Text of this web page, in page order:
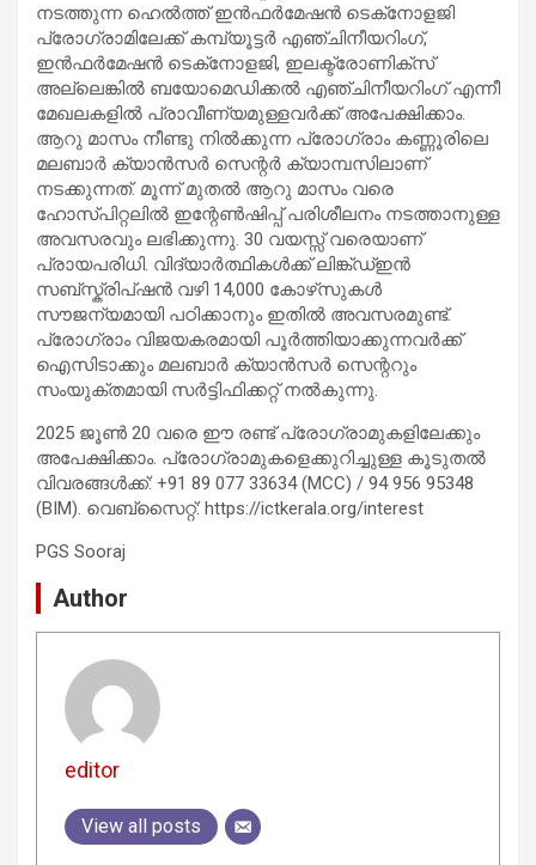
നടത്തുന്ന ഹെല്‍ത്ത് ഇന്‍ഫര്‍മേഷന്‍ ടെക്‌നോളജി
പ്രോഗ്രാമിലേക്ക് കമ്പ്യൂട്ടര്‍ എഞ്ചിനീയറിംഗ്,
ഇന്‍ഫര്‍മേഷന്‍ ടെക്‌നോളജി, ഇലക്ട്രോണിക്‌സ്
അല്ലെങ്കില്‍ ബയോമെഡിക്കല്‍ എഞ്ചിനീയറിംഗ് എന്നീ
മേഖലകളില്‍ പ്രാവീണ്യമുള്ളവര്‍ക്ക് അപേക്ഷിക്കാം.
ആറു മാസം നീണ്ടു നില്‍ക്കുന്ന പ്രോഗ്രാം കണ്ണൂരിലെ
മലബാര്‍ ക്യാന്‍സര്‍ സെന്റര്‍ ക്യാമ്പസിലാണ്
നടക്കുന്നത്. മൂന്ന് മുതല്‍ ആറു മാസം വരെ
ഹോസ്പിറ്റലില്‍ ഇന്റേണ്‍ഷിപ്പ് പരിശീലനം നടത്താനുള്ള
അവസരവും ലഭിക്കുന്നു. 30 വയസ്സ് വരെയാണ്
പ്രായപരിധി. വിദ്യാര്‍ത്ഥികള്‍ക്ക് ലിങ്ക്ഡ്ഇന്‍
സബ്സ്ക്രിപ്ഷൻ വഴി 14,000 കോഴ്‌സുകള്‍
സൗജന്യമായി പഠിക്കാനും ഇതിൽ അവസരമുണ്ട്.
പ്രോഗ്രാം വിജയകരമായി പൂര്‍ത്തിയാക്കുന്നവര്‍ക്ക്
ഐസിടാക്കും മലബാര്‍ ക്യാന്‍സര്‍ സെന്ററും
സംയുക്തമായി സര്‍ട്ടിഫിക്കറ്റ് നല്‍കുന്നു.
2025 ജൂണ്‍ 20 വരെ ഈ രണ്ട് പ്രോഗ്രാമുകളിലേക്കും
അപേക്ഷിക്കാം. പ്രോഗ്രാമുകളെക്കുറിച്ചുള്ള കൂടുതൽ
വിവരങ്ങള്‍ക്ക്: +91 89 077 33634 (MCC) / 94 956 95348
(BIM). വെബ്സൈറ്റ്: https://ictkerala.org/interest
PGS Sooraj
Author
editor
View all posts